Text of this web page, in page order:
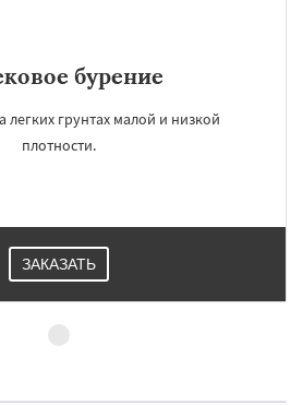
бурение
легких грунтах малой и низкой
плотности.
ЗАКАЗАТЬ